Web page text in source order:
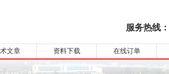
服务热线：
文章 资料下载 在线订单